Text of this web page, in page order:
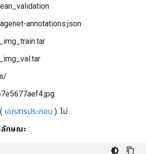
annotations.json
( เอกสารประกอบ ): ไม่
ลักษณะ :